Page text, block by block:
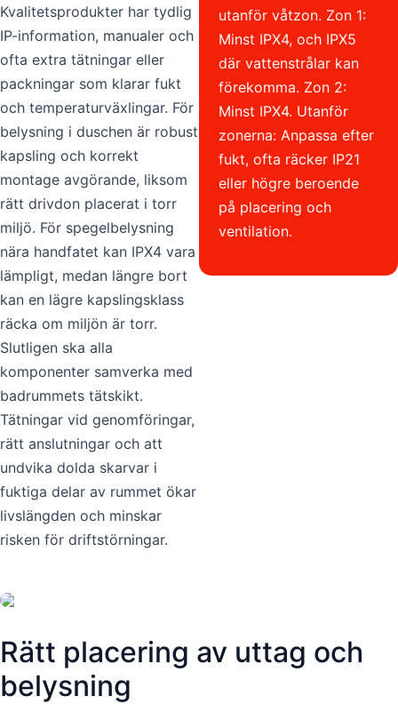
Kvalitetsprodukter har tydlig
IP-information, manualer och
ofta extra tätningar eller
packningar som klarar fukt
och temperaturväxlingar. För
belysning i duschen är robust
kapsling och korrekt
montage avgörande, liksom
rätt drivdon placerat i torr
miljö. För spegelbelysning
nära handfatet kan IPX4 vara
lämpligt, medan längre bort
kan en lägre kapslingsklass
räcka om miljön är torr.
Slutligen ska alla
komponenter samverka med
badrummets tätskikt.
Tätningar vid genomföringar,
rätt anslutningar och att
undvika dolda skarvar i
fuktiga delar av rummet ökar
livslängden och minskar
risken för driftstörningar.
utanför våtzon. Zon 1:
Minst IPX4, och IPX5
där vattenstrålar kan
förekomma. Zon 2:
Minst IPX4. Utanför
zonerna: Anpassa efter
fukt, ofta räcker IP21
eller högre beroende
på placering och
ventilation.
Rätt placering av uttag och
belysning